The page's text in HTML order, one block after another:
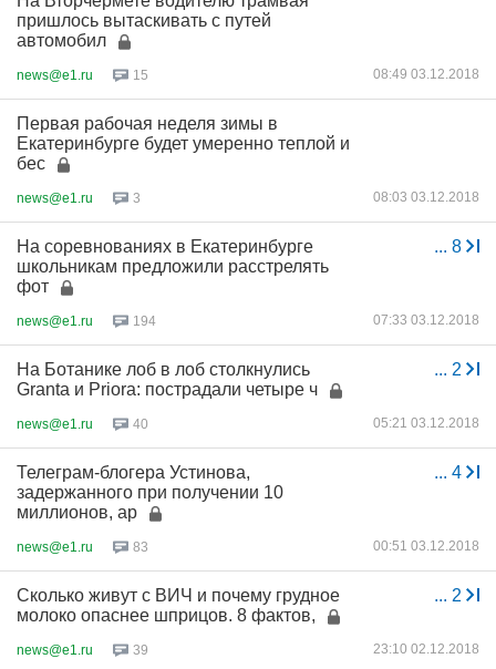
пришлось вытаскивать с путей
автомобил
news@e1.ru 15 08:49 03.12.2018
Первая рабочая неделя зимы в
Екатеринбурге будет умеренно теплой и
бес
news@e1.ru 3 08:03 03.12.2018
... 8
На соревнованиях в Екатеринбурге
школьникам предложили расстрелять
фот
news@e1.ru 194 07:33 03.12.2018
... 2
На Ботанике лоб в лоб столкнулись
Granta и Priora: пострадали четыре ч
news@e1.ru 40 05:21 03.12.2018
... 4
Телеграм-блогера Устинова,
задержанного при получении 10
миллионов, ар
news@e1.ru 83 00:51 03.12.2018
... 2
Сколько живут с ВИЧ и почему грудное
молоко опаснее шприцов. 8 фактов,
news@e1.ru 39 23:10 02.12.2018